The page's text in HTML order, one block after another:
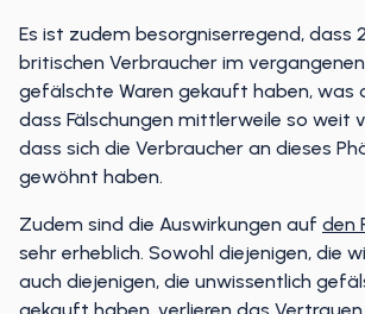
Es ist zudem besorgniserregend, dass
britischen Verbraucher im
gefälschte Waren gekauft haben, was
dass Fälschungen mittlerweile so weit
dass sich die Verbraucher an dieses
gewöhnt haben.
Zudem sind die Auswirkungen auf den
sehr erheblich. Sowohl diejenigen, die
auch diejenigen, die unwissentlich